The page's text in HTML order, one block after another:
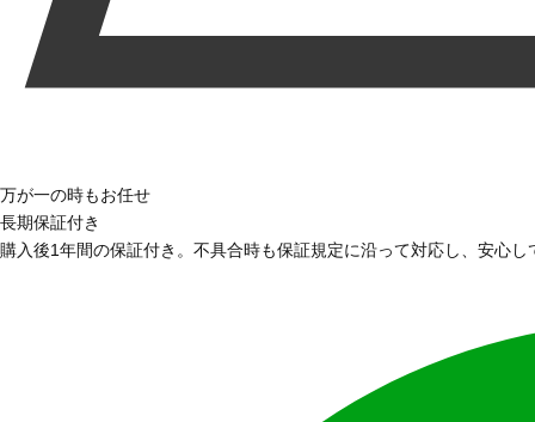
万が一の時もお任せ
長期保証付き
購入後1年間の保証付き。不具合時も保証規定に沿って対応し、安心